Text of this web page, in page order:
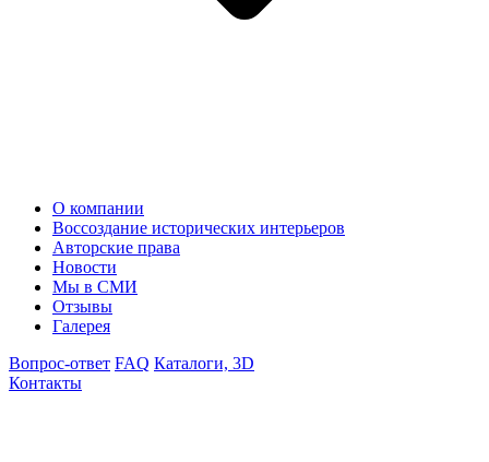
О компании
Воссоздание исторических интерьеров
Авторские права
Новости
Мы в СМИ
Отзывы
Галерея
Вопрос-ответ FAQ Каталоги, 3D
Контакты